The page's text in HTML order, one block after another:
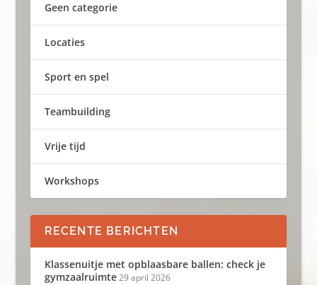
Geen categorie
Locaties
Sport en spel
Teambuilding
Vrije tijd
Workshops
RECENTE BERICHTEN
Klassenuitje met opblaasbare ballen: check je
gymzaalruimte 29 april 2026